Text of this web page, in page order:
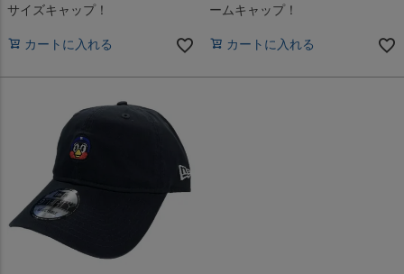
サイズキャップ！
カートに入れる
ームキャップ！
カートに入れる